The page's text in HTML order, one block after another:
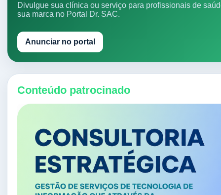
Divulgue sua clínica ou serviço para profissionais de
sua marca no Portal Dr. SAC.
Anunciar no portal
Conteúdo patrocinado